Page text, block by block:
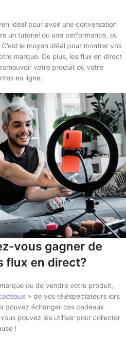
idéal pour avoir une conversation
un tutoriel ou une performance, ou
le moyen idéal pour montrer vos
marque. De plus, les flux en direct
votre produit ou votre
en ligne.
vous gagner de
flux en direct?
ou de vendre votre produit,
» de vos téléspectateurs lors
pouvez échanger ces cadeaux
pouvez les utiliser pour collecter
!